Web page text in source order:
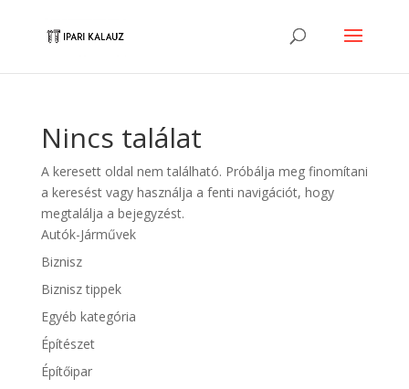
Nincs találat
A keresett oldal nem található. Próbálja meg finomítani
a keresést vagy használja a fenti navigációt, hogy
megtalálja a bejegyzést.
Autók-Járművek
Biznisz
Biznisz tippek
Egyéb kategória
Építészet
Építőipar